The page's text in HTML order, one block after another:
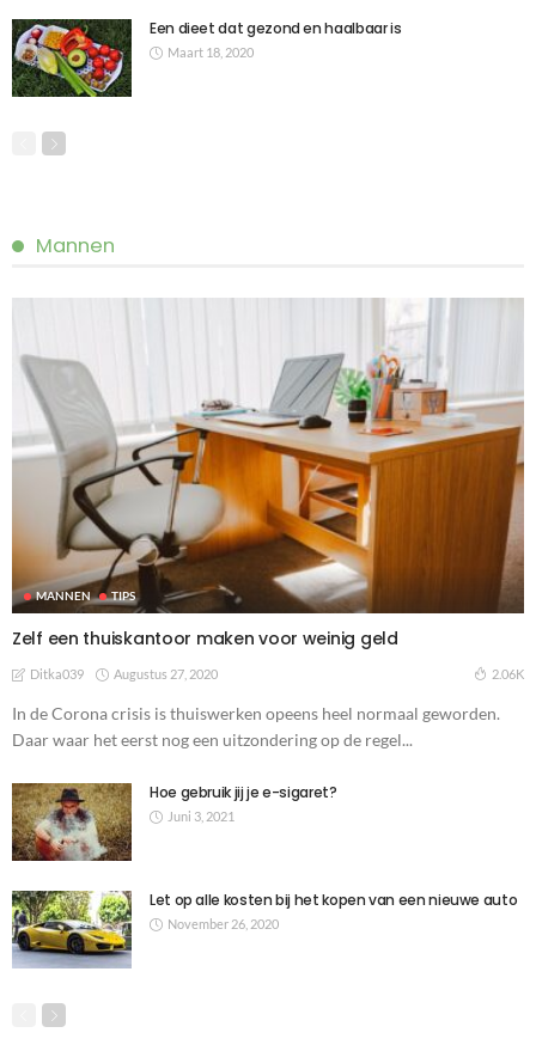
Een dieet dat gezond en haalbaar is
Maart 18, 2020
Mannen
MANNEN TIPS
Zelf een thuiskantoor maken voor weinig geld
Ditka039 Augustus 27, 2020 2.06K
In de Corona crisis is thuiswerken opeens heel normaal geworden.
Daar waar het eerst nog een uitzondering op de regel...
Hoe gebruik jij je e-sigaret?
Juni 3, 2021
Let op alle kosten bij het kopen van een nieuwe auto
November 26, 2020